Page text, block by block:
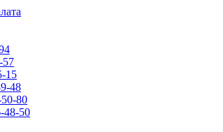
57
15
48
80
48-50